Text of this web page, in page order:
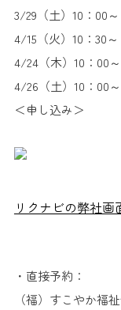
3/29（土）10：00～
4/15（火）10：30～
4/24（木）10：00～
4/26（土）10：00～
＜申し込み＞
リクナビの弊社画
・直接予約：
（福）すこやか福